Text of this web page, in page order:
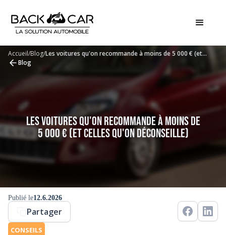
Accueil/Blog/Les voitures qu'on recommande à moins de 5 000 € (et
Blog
Les voitures qu'on recommande à moins de
5 000 € (et celles qu'on déconseille)
Publié le12.6.2026
Partager
CONSEILS